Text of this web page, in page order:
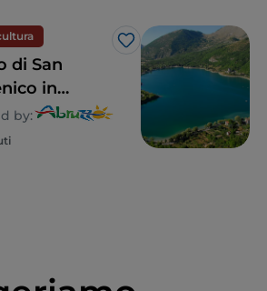
Like
di San
in
le
di
by: